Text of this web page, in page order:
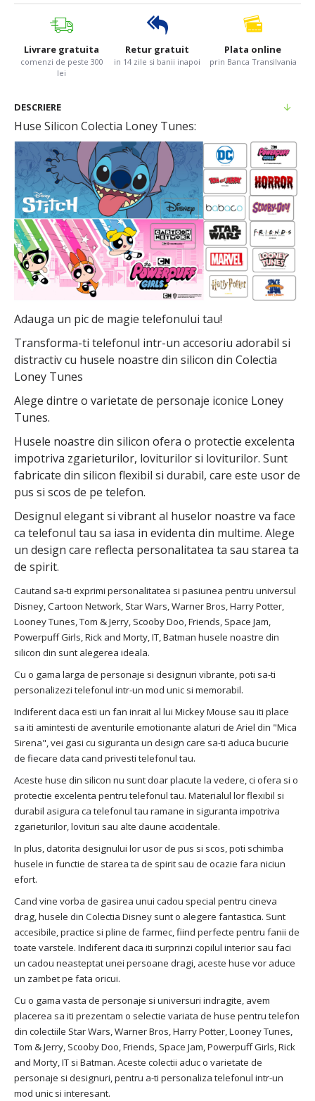
Livrare gratuita
comenzi de peste 300
lei
Retur gratuit
in 14 zile si banii inapoi
Plata online
prin Banca Transilvania
DESCRIERE
Huse Silicon Colectia Loney Tunes:
Adauga un pic de magie telefonului tau!
Transforma-ti telefonul intr-un accesoriu adorabil si
distractiv cu husele noastre din silicon din Colectia
Loney Tunes
Alege dintre o varietate de personaje iconice Loney
Tunes.
Husele noastre din silicon ofera o protectie excelenta
impotriva zgarieturilor, loviturilor si loviturilor. Sunt
fabricate din silicon flexibil si durabil, care este usor de
pus si scos de pe telefon.
Designul elegant si vibrant al huselor noastre va face
ca telefonul tau sa iasa in evidenta din multime. Alege
un design care reflecta personalitatea ta sau starea ta
de spirit.
Cautand sa-ti exprimi personalitatea si pasiunea pentru universul
Disney, Cartoon Network, Star Wars, Warner Bros, Harry Potter,
Looney Tunes, Tom & Jerry, Scooby Doo, Friends, Space Jam,
Powerpuff Girls, Rick and Morty, IT, Batman husele noastre din
silicon din sunt alegerea ideala.
Cu o gama larga de personaje si designuri vibrante, poti sa-ti
personalizezi telefonul intr-un mod unic si memorabil.
Indiferent daca esti un fan inrait al lui Mickey Mouse sau iti place
sa iti amintesti de aventurile emotionante alaturi de Ariel din "Mica
Sirena", vei gasi cu siguranta un design care sa-ti aduca bucurie
de fiecare data cand privesti telefonul tau.
Aceste huse din silicon nu sunt doar placute la vedere, ci ofera si o
protectie excelenta pentru telefonul tau. Materialul lor flexibil si
durabil asigura ca telefonul tau ramane in siguranta impotriva
zgarieturilor, lovituri sau alte daune accidentale.
In plus, datorita designului lor usor de pus si scos, poti schimba
husele in functie de starea ta de spirit sau de ocazie fara niciun
efort.
Cand vine vorba de gasirea unui cadou special pentru cineva
drag, husele din Colectia Disney sunt o alegere fantastica. Sunt
accesibile, practice si pline de farmec, fiind perfecte pentru fanii de
toate varstele. Indiferent daca iti surprinzi copilul interior sau faci
un cadou neasteptat unei persoane dragi, aceste huse vor aduce
un zambet pe fata oricui.
Cu o gama vasta de personaje si universuri indragite, avem
placerea sa iti prezentam o selectie variata de huse pentru telefon
din colectiile Star Wars, Warner Bros, Harry Potter, Looney Tunes,
Tom & Jerry, Scooby Doo, Friends, Space Jam, Powerpuff Girls, Rick
and Morty, IT si Batman. Aceste colectii aduc o varietate de
personaje si designuri, pentru a-ti personaliza telefonul intr-un
mod unic si interesant.